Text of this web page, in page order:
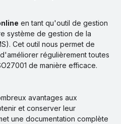
en tant qu'outil de gestion
système de gestion de la
Cet outil nous permet de
régulièrement toutes
de manière efficace.
avantages aux
et conserver leur
une documentation complète